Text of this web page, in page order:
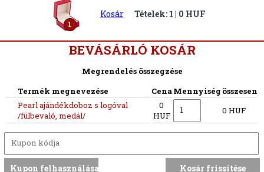
1
Kosár Tételek: 1 | 0 HUF
BEVÁSÁRLÓ KOSÁR
Megrendelés összegzése
Termék megnevezése
CenaMennyiség összesen
Pearl ajándékdoboz s logóval
/fülbevaló, medál/
0
HUF
0 HUF